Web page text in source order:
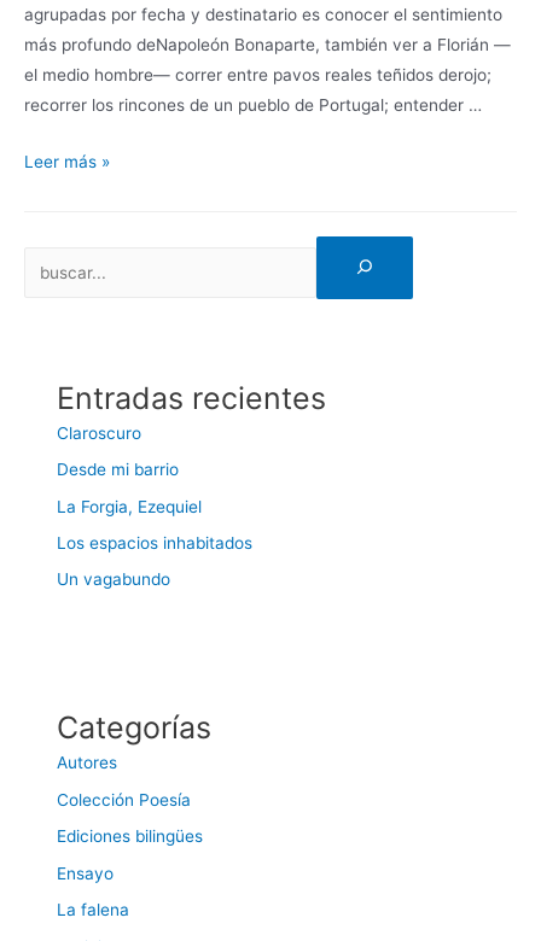
agrupadas por fecha y destinatario es conocer el sentimiento
más profundo deNapoleón Bonaparte, también ver a Florián —
el medio hombre— correr entre pavos reales teñidos derojo;
recorrer los rincones de un pueblo de Portugal; entender …
Leer más »
Entradas recientes
Claroscuro
Desde mi barrio
La Forgia, Ezequiel
Los espacios inhabitados
Un vagabundo
Categorías
Autores
Colección Poesía
Ediciones bilingües
Ensayo
La falena